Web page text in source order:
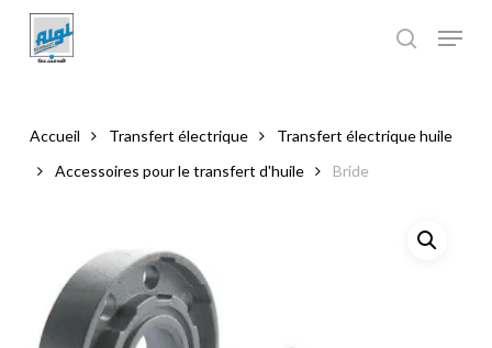
main
Accueil Transfert électrique
Transfert électrique huile
Accessoires pour le transfert d'huile
Bride